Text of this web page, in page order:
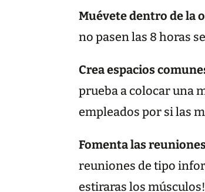
Muévete dentro de la
no pasen las 8 horas
Crea espacios
prueba a colocar una
empleados por si las
Fomenta las
reuniones de tipo
estiraras los músculos!